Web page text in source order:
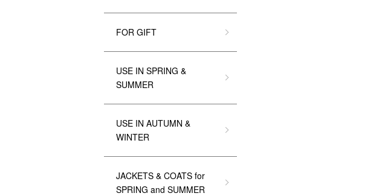
FOR GIFT
USE IN SPRING &
SUMMER
USE IN AUTUMN &
WINTER
JACKETS & COATS for
SPRING and SUMMER